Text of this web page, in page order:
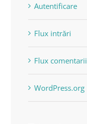
Autentificare
Flux intrări
Flux comentarii
WordPress.org